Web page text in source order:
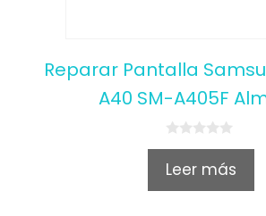
Reparar Pantalla
A40 SM-A405F
0
u
Leer más